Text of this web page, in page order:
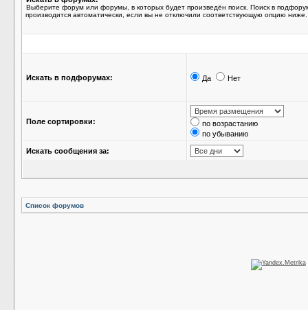
Выберите форум или форумы, в которых будет произведён поиск. Поиск в
производится автоматически, если вы не отключили соответствующую опцию ниже.
Искать в подфорумах: Да Нет
Поле сортировки:
по возрастанию
по убыванию
Искать сообщения за:
Список форумов